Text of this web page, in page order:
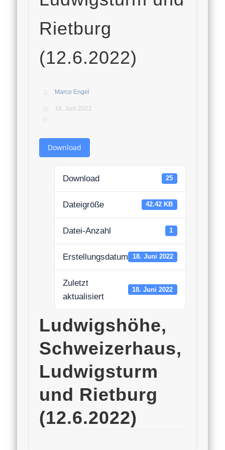
Rietburg
(12.6.2022)
Marco Engel
18. Juni 2022
Download
Download 25
Dateigröße 42.42 KB
Datei-Anzahl 1
Erstellungsdatum 18. Juni 2022
Zuletzt
aktualisiert
18. Juni 2022
Ludwigshöhe,
Schweizerhaus,
Ludwigsturm
und Rietburg
(12.6.2022)